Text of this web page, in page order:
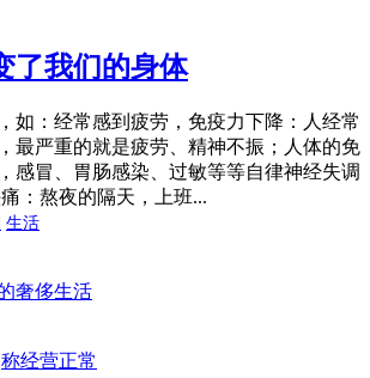
了我们的身体
如：经常感到疲劳，免疫力下降：人经常
最严重的就是疲劳、精神不振；人体的免
感冒、胃肠感染、过敏等等自律神经失调
：熬夜的隔天，上班...
生活
奢侈生活
经营正常